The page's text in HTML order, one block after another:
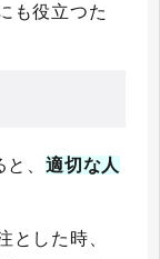
も役立つた
、 適切な人
とした時、